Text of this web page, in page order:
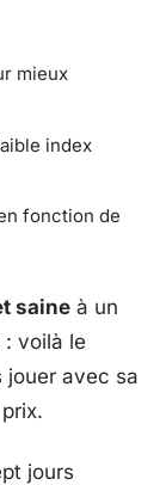
mieux
index
fonction de
saine à un
voilà le
jouer avec sa
jours